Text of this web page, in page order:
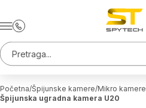
Pretraga sajta
Početna Špijunske kamere Mikro kamere
Špijunska ugradna kamera U20